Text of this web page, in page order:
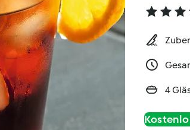
4